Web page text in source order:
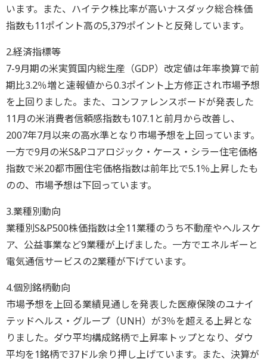
います。また、ハイテク株比率が高いナスダック総合株価
指数も11ポイント高の5,379ポイントと反発しています。
2.経済指標等
7-9月期の米実質国内総生産（GDP）改定値は年率換算で前
期比3.2％増と速報値から0.3ポイント上方修正され市場予想
を上回りました。また、コンファレンスボードが発表した
11月の米消費者信頼感指数も107.1と前月から改善し、
2007年7月以来の高水準となり市場予想を上回っています。
一方で9月の米S&Pコアロジック・ケース・シラー住宅価格
指数で米20都市圏住宅価格指数は前年比で5.1％上昇したも
のの、市場予想は下回っています。
3.業種別動向
業種別S&P500株価指数は全11業種のうち不動産やヘルスケ
ア、公益事業など9業種が上げました。一方でエネルギーと
電気通信サービスの2業種が下げています。
4.個別銘柄動向
市場予想を上回る業績見通しを発表した医療保険のユナイ
テッドヘルス・グループ（UNH）が3％を超える上昇とな
りました。ダウ平均構成銘柄で上昇率トップとなり、ダウ
平均を1銘柄で37ドル余り押し上げています。また、決算が